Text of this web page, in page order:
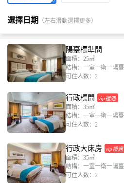
選擇日期 （左右滑動選擇更多）
陽臺標準間
面積：25㎡
結構：一室一衛一陽臺
可住人数：2
行政標間 vip禮遇
面積：35㎡
結構：一室一衛一陽臺
可住人数：2
行政大床房 vip禮遇
面積：35㎡
結構：一室一衛一陽臺
可住人数：2